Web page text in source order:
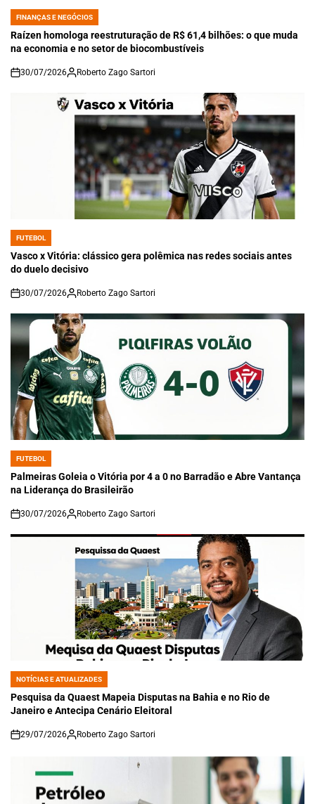
POSTED
IN
FINANÇAS E NEGÓCIOS
Raízen homologa reestruturação de R$ 61,4 bilhões: o que muda
na economia e no setor de biocombustíveis
on
30/07/2026 Roberto Zago Sartori
POSTED
IN
FUTEBOL
Vasco x Vitória: clássico gera polêmica nas redes sociais antes
do duelo decisivo
on
30/07/2026 Roberto Zago Sartori
POSTED
IN
FUTEBOL
Palmeiras Goleia o Vitória por 4 a 0 no Barradão e Abre Vantança
na Liderança do Brasileirão
on
30/07/2026 Roberto Zago Sartori
POSTED
IN
NOTÍCIAS E ATUALIZADES
Pesquisa da Quaest Mapeia Disputas na Bahia e no Rio de
Janeiro e Antecipa Cenário Eleitoral
on
29/07/2026 Roberto Zago Sartori